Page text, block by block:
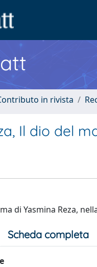
in rivista
Il dio del
di Yasmina Reza,
Scheda completa